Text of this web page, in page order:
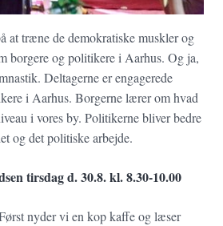
at træne de demokratiske muskler og
borgere og politikere i Aarhus. Og ja,
Deltagerne er engagerede
i Aarhus. Borgerne lærer om hvad
i vores by. Politikerne bliver bedre
og det politiske arbejde.
tirsdag d. 30.8. kl. 8.30-10.00
nyder vi en kop kaffe og læser